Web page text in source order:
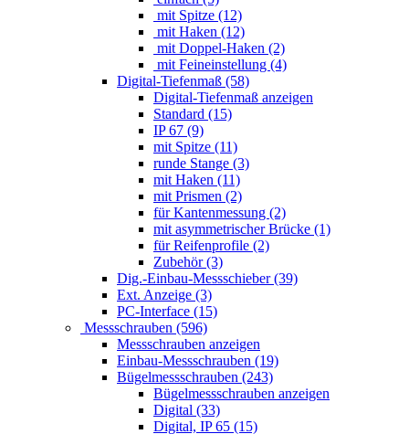
mit Spitze (12)
mit Haken (12)
mit Doppel-Haken (2)
mit Feineinstellung (4)
Digital-Tiefenmaß (58)
Digital-Tiefenmaß anzeigen
Standard (15)
IP 67 (9)
mit Spitze (11)
runde Stange (3)
mit Haken (11)
mit Prismen (2)
für Kantenmessung (2)
mit asymmetrischer Brücke (1)
für Reifenprofile (2)
Zubehör (3)
Dig.-Einbau-Messschieber (39)
Ext. Anzeige (3)
PC-Interface (15)
Messschrauben (596)
Messschrauben anzeigen
Einbau-Messschrauben (19)
Bügelmessschrauben (243)
Bügelmessschrauben anzeigen
Digital (33)
Digital, IP 65 (15)